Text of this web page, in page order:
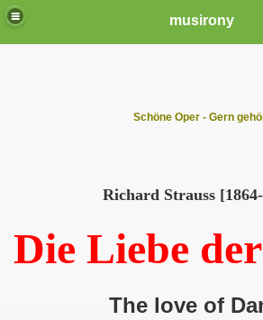
musirony
Schöne Oper - Gern
Richard Strauss
Die Liebe
The love of